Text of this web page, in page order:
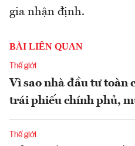
gia nhận định.
BÀI LIÊN QUAN
Thế giới
Vì sao nhà đầu tư toàn
trái phiếu chính phủ,
Thế giới